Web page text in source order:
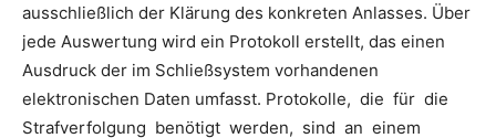
ausschließlich der Klärung des konkreten Anlasses. Über
jede Auswertung wird ein Protokoll erstellt, das einen
Ausdruck der im Schließsystem vorhandenen
elektronischen Daten umfasst. Protokolle, die für die
Strafverfolgung benötigt werden, sind an einem